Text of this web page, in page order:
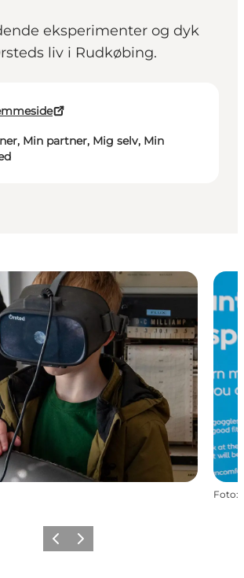
eksperimenter og dyk
liv i Rudkøbing.
Min partner, Mig selv, Min
Foto:
ForrigeNæste